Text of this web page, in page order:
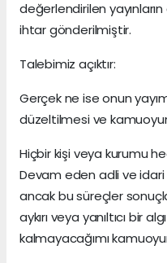
değerlendirilen
ihtar gönderilmiştir.
Talebimiz açıktır:
Gerçek ne ise onun
düzeltilmesi ve
Hiçbir kişi veya kurumu
Devam eden adli ve
ancak bu süreçler
aykırı veya yanıltıcı bir
kalmayacağımı